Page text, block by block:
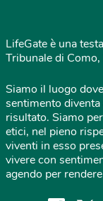
LifeGate è una
Tribunale di
Siamo il luogo
sentimento
risultato. Siamo
etici, nel pieno
viventi in esso
vivere con
agendo per